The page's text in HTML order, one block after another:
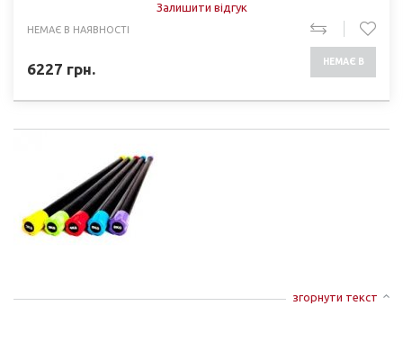
Залишити відгук
НЕМАЄ В НАЯВНОСТІ
6227 грн. НЕМАЄ В
згорнути текст